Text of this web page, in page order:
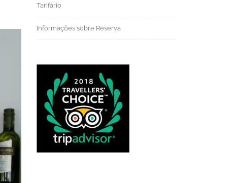
Tarifário
Informações sobre Reserva